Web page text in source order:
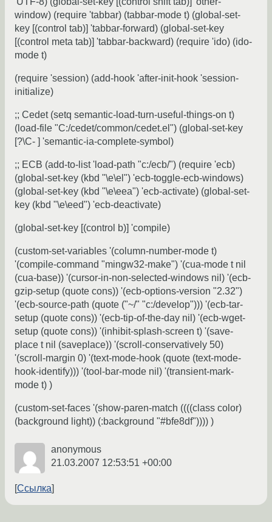
window) (require 'tabbar) (tabbar-mode t) (global-set-
key [(control tab)] 'tabbar-forward) (global-set-key
[(control meta tab)] 'tabbar-backward) (require 'ido) (ido-
mode t)
(require 'session) (add-hook 'after-init-hook 'session-
initialize)
;; Cedet (setq semantic-load-turn-useful-things-on t)
(load-file "C:/cedet/common/cedet.el") (global-set-key
[?\C- ] 'semantic-ia-complete-symbol)
;; ECB (add-to-list 'load-path "c:/ecb/") (require 'ecb)
(global-set-key (kbd "\e\el") 'ecb-toggle-ecb-windows)
(global-set-key (kbd "\e\eea") 'ecb-activate) (global-set-
key (kbd "\e\eed") 'ecb-deactivate)
(global-set-key [(control b)] 'compile)
(custom-set-variables '(column-number-mode t)
'(compile-command "mingw32-make") '(cua-mode t nil
(cua-base)) '(cursor-in-non-selected-windows nil) '(ecb-
gzip-setup (quote cons)) '(ecb-options-version "2.32")
'(ecb-source-path (quote ("~/" "c:/develop"))) '(ecb-tar-
setup (quote cons)) '(ecb-tip-of-the-day nil) '(ecb-wget-
setup (quote cons)) '(inhibit-splash-screen t) '(save-
place t nil (saveplace)) '(scroll-conservatively 50)
'(scroll-margin 0) '(text-mode-hook (quote (text-mode-
hook-identify))) '(tool-bar-mode nil) '(transient-mark-
mode t) )
(custom-set-faces '(show-paren-match ((((class color)
(background light)) (:background "#bfe8df")))) )
anonymous
21.03.2007 12:53:51 +00:00
Ссылка